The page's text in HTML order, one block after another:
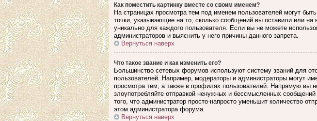
Как поместить картинку вместе со своим именем?
На страницах просмотра тем под именем пользователей могут
точки, указывающие на то, сколько сообщений вы оставили или
уникально для каждого пользователя. Если вы не можете
администраторов и выяснить у него причины данного запрета.
Вернуться наверх
Что такое звание и как изменить его?
Большинство сетевых форумов используют систему званий для
пользователей. Например, модераторы и администраторы могут
просмотра тем, а также в профилях пользователей. Напрямую вы
злоупотребляйте отправкой ненужных и бессмысленных
того, что администратор просто-напросто уменьшит количество
этом администратора форума.
Вернуться наверх